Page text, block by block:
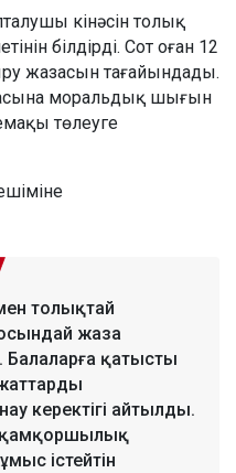
кінәсін толық
білдірді. Сот оған 12
жазасын тағайындады.
моральдық шығын
төлеуге
толықтай
осындай жаза
қатысты
керектігі айтылды.
қамқоршылық
істейтін